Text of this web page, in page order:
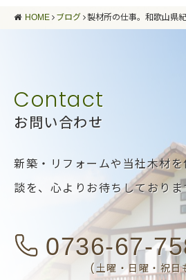
HOME ブログ 製材所の仕事。和歌山県
お問い合わせ
新築・リフォームや当社木材
談を、 心よりお待ちしておりま
0736-67-
(土曜・日曜・祝日